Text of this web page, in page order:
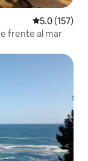
Calificación
5.0 (157)
frente al mar